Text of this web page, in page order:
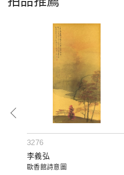
3276
李義弘
歐香館詩意圖